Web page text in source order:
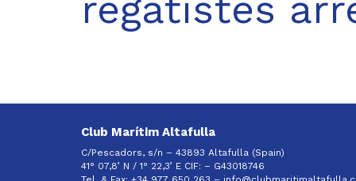
Club Marítim Altafulla
C/Pescadors, s/n – 43893 Altafulla (Spain)
41° 07,8’ N / 1° 22,3’ E CIF: – G43018746